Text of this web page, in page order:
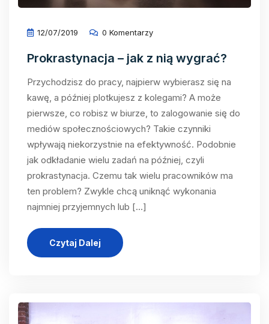
12/07/2019 0 Komentarzy
Prokrastynacja – jak z nią wygrać?
Przychodzisz do pracy, najpierw wybierasz się na
kawę, a później plotkujesz z kolegami? A może
pierwsze, co robisz w biurze, to zalogowanie się do
mediów społecznościowych? Takie czynniki
wpływają niekorzystnie na efektywność. Podobnie
jak odkładanie wielu zadań na później, czyli
prokrastynacja. Czemu tak wielu pracowników ma
ten problem? Zwykle chcą uniknąć wykonania
najmniej przyjemnych lub […]
Czytaj Dalej